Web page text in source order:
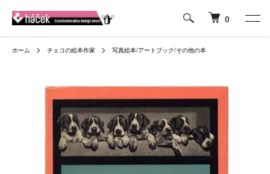
0
ホーム チェコの絵本作家 写真絵本/アートブック/その他の本